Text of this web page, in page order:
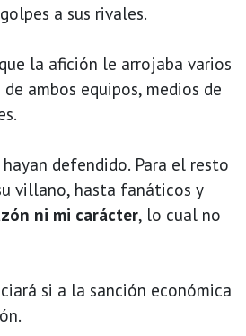
a sus rivales.
la afición le arrojaba varios
ambos equipos, medios de
defendido. Para el resto
villano, hasta fanáticos y
ni mi carácter, lo cual no
si a la sanción económica